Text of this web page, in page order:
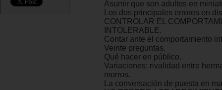
Asumir que son adultos en
Los dos principales errores en
CONTROLAR EL
INTOLERABLE.
Contar ante el comportamiento
Veinte preguntas.
Qué hacer en público.
Variaciones: rivalidad entre
morros.
La conversación de puesta en